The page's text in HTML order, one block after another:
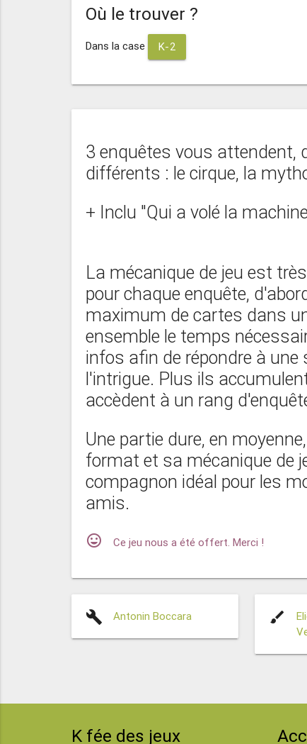
Où le trouver ?
Dans la case K-2
3 enquêtes vous attendent,
différents : le cirque, la
+ Inclu "Qui a volé la
La mécanique de jeu est
pour chaque enquête,
maximum de cartes dans
ensemble le temps
infos afin de répondre à
l'intrigue. Plus ils
accèdent à un rang
Une partie dure, en
format et sa mécanique de
compagnon idéal pour les
amis.
mood Ce jeu nous a été offert. Merci !
build Antonin Boccara brush
K fée des jeux